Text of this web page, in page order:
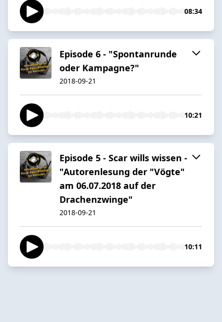
08:34
Episode 6 - "Spontanrunde
oder Kampagne?"
2018-09-21
10:21
Episode 5 - Scar wills wissen -
"Autorenlesung der "Vögte"
am 06.07.2018 auf der
Drachenzwinge"
2018-09-21
10:11